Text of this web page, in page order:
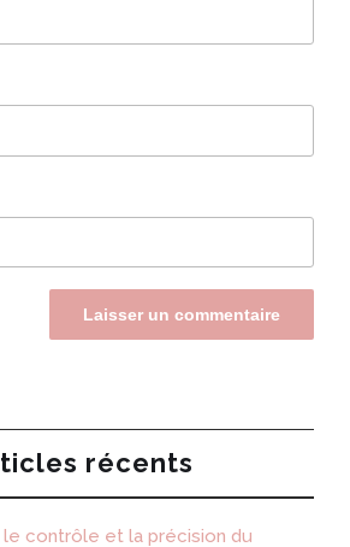
récents
le contrôle et la précision du